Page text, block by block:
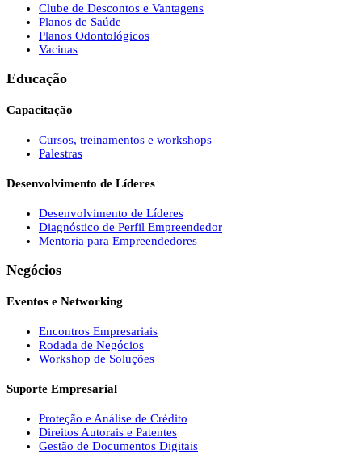
Clube de Descontos e Vantagens
Planos de Saúde
Planos Odontológicos
Vacinas
Educação
Capacitação
Cursos, treinamentos e workshops
Palestras
Desenvolvimento de Líderes
Desenvolvimento de Líderes
Diagnóstico de Perfil Empreendedor
Mentoria para Empreendedores
Negócios
Eventos e Networking
Encontros Empresariais
Rodada de Negócios
Workshop de Soluções
Suporte Empresarial
Proteção e Análise de Crédito
Direitos Autorais e Patentes
Gestão de Documentos Digitais